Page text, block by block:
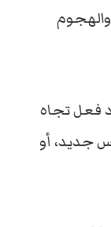
والهجوم
فعل تجاه
جديد، أو